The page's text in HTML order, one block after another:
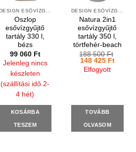
DESIGN ESŐVÍZGYŰJTŐK
Oszlop
esővízgyűjtő
tartály 330 l,
bézs
99 060 Ft
Jelenleg nincs
készleten
(szállítási idő 2-
4 hét)
KOSÁRBA
TESZEM
DESIGN ESŐVÍZGYŰJTŐK
Natura 2in1
esővízgyűjtő
tartály 350 l,
törtfehér-beach
188 500Ft
Original
price
was:
148 425 Ft
Elfogyott
TOVÁBB
OLVASOM